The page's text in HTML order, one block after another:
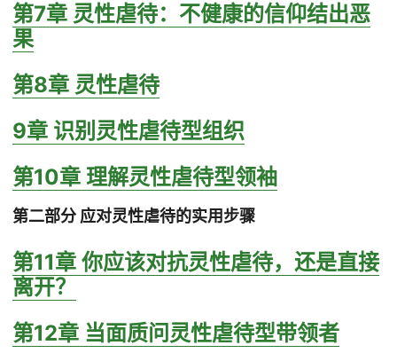
第7章 灵性虐待：不健康的信仰结出恶
果
第8章 灵性虐待
9章 识别灵性虐待型组织
第10章 理解灵性虐待型领袖
第二部分 应对灵性虐待的实用步骤
第11章 你应该对抗灵性虐待，还是直接
离开？
第12章 当面质问灵性虐待型带领者